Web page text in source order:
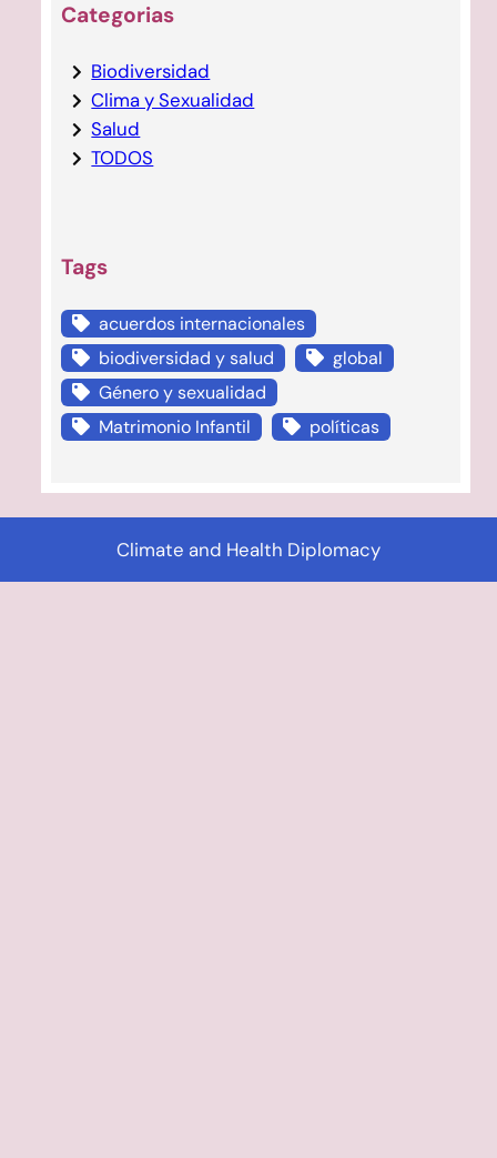
Categorias
Biodiversidad
Clima y Sexualidad
Salud
TODOS
Tags
acuerdos internacionales
biodiversidad y salud
global
Género y sexualidad
Matrimonio Infantil
políticas
Climate and Health Diplomacy